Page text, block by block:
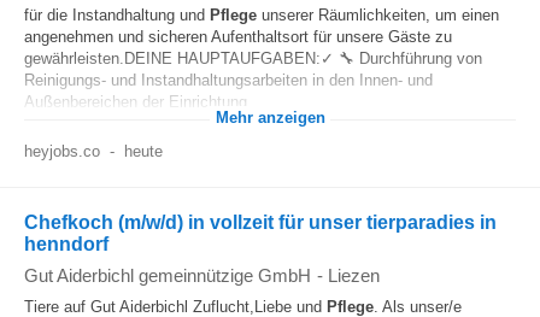
für die Instandhaltung und Pflege unserer Räumlichkeiten, um einen
angenehmen und sicheren Aufenthaltsort für unsere Gäste zu
gewährleisten.DEINE HAUPTAUFGABEN:✓ 🔧 Durchführung von
Reinigungs- und Instandhaltungsarbeiten in den Innen- und
Außenbereichen der Einrichtung...
Mehr anzeigen
heyjobs.co - heute
Chefkoch (m/w/d) in vollzeit für unser tierparadies in
henndorf
Gut Aiderbichl gemeinnützige GmbH - Liezen
Tiere auf Gut Aiderbichl Zuflucht,Liebe und Pflege. Als unser/e